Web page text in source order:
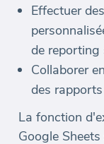
Effectuer
de reporting
Collaborer
des
La fonction
Google